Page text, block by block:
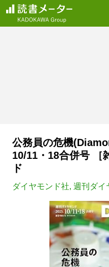
公務員の危機
10/11・18合併号 ［
ド
ダイヤモンド社, 週刊ダイ